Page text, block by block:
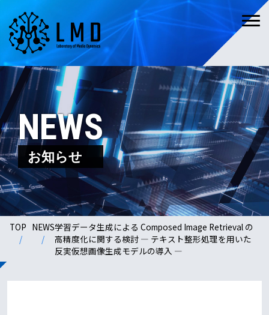
NEWS
お知らせ
TOP NEWS学習データ生成による Composed Image Retrieval の
高精度化に関する検討 — テキスト整形処理を用いた
反実仮想画像生成モデルの導入 —